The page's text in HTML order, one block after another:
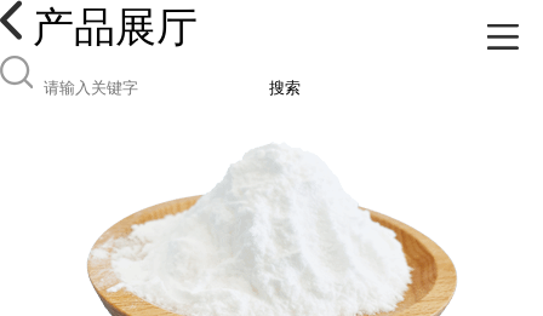
产品展厅
搜索